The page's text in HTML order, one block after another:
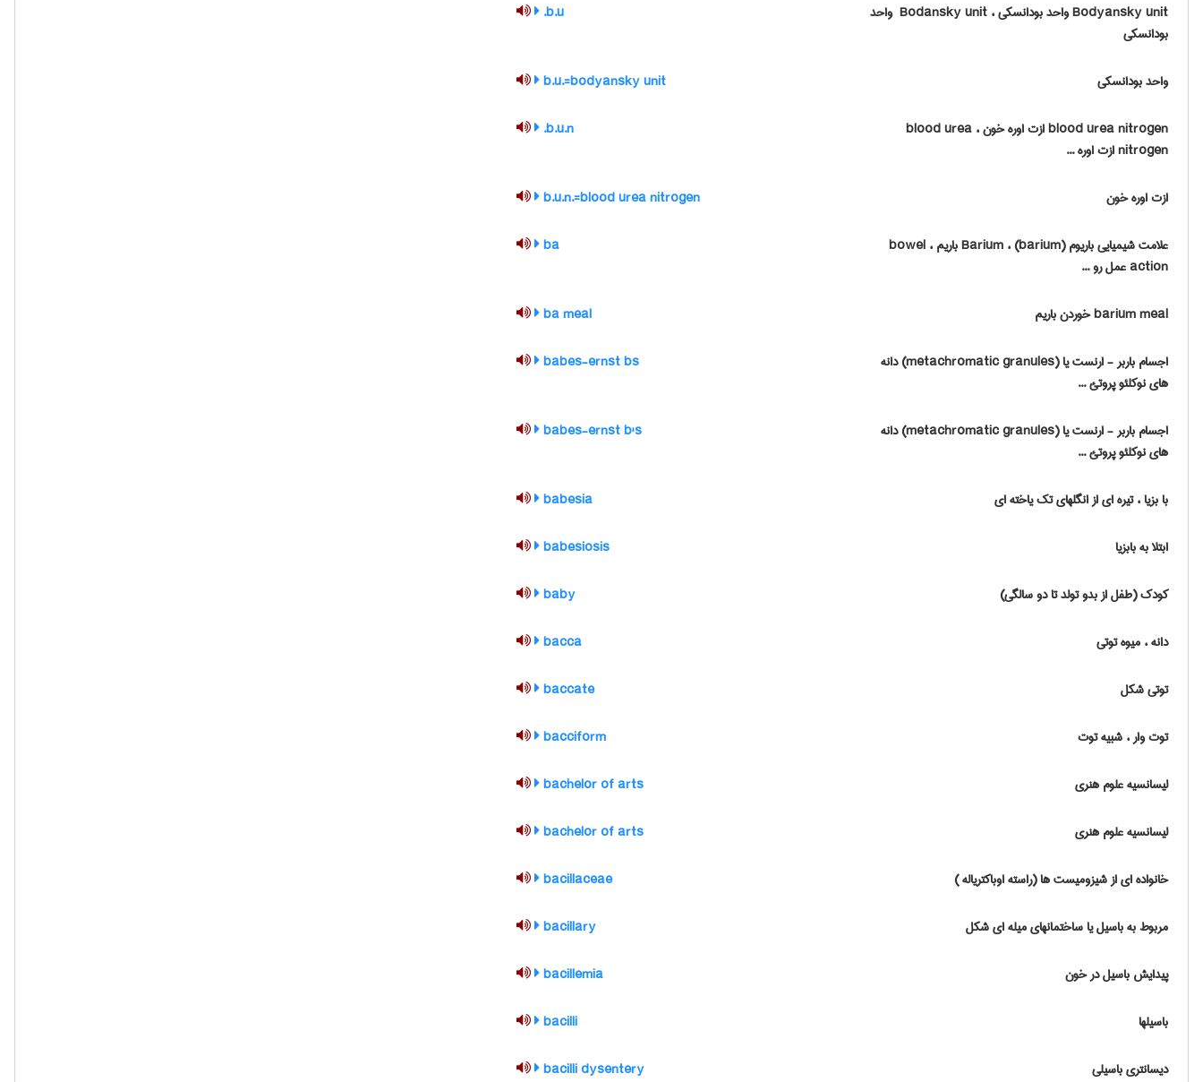
Bodyansky unit واحد بودانسکی ، ‎ Bodansky unit واحد
بودانسکی
b.u.
واحد بودانسکی b.u.=bodyansky unit
blood urea nitrogen ازت اوره خون ، ‎ blood urea
nitrogen ازت اوره ...
b.u.n.
ازت اوره خون b.u.n.=blood urea nitrogen
علامت شیمیایی باریوم (barium) ، Barium باریم ، bowel
action عمل رو ...
ba
barium meal خوردن باریم ba meal
اجسام باربر - ارنست یا (metachromatic granules) دانه
های نوکلئو پروتئ ...
babes-ernst bs
اجسام باربر - ارنست یا (metachromatic granules) دانه
های نوکلئو پروتئ ...
babes-ernst b's
با بزیا ، تیره ای از انگلهای تک یاخته ای babesia
ابتلا به بابزیا babesiosis
کودک (طفل از بدو تولد تا دو سالگی) baby
دانه ، میوه توتی bacca
توتی شکل baccate
توت وار ، شبیه توت bacciform
لیسانسیه علوم هنری bachelor of arts
لیسانسیه علوم هنری bachelor of arts
خانواده ای از شیزومیست ها (راسته اوباکتریاله ) bacillaceae
مربوط به باسیل یا ساختمانهای میله ای شکل bacillary
پیدایش باسیل در خون bacillemia
باسیلها bacilli
دیسانتری باسیلی bacilli dysentery